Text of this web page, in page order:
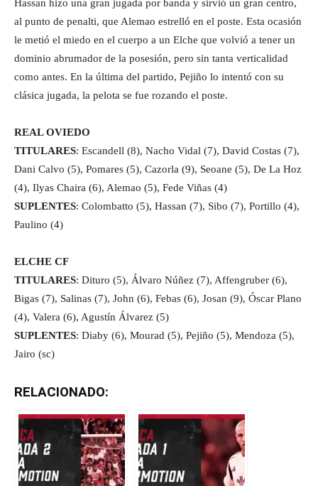
Hassan hizo una gran jugada por banda y sirvió un gran centro,
al punto de penalti, que Alemao estrelló en el poste. Esta ocasión
le metió el miedo en el cuerpo a un Elche que volvió a tener un
dominio abrumador de la posesión, pero sin tanta verticalidad
como antes. En la última del partido, Pejiño lo intentó con su
clásica jugada, la pelota se fue rozando el poste.
REAL OVIEDO
TITULARES: Escandell (8), Nacho Vidal (7), David Costas (7),
Dani Calvo (5), Pomares (5), Cazorla (9), Seoane (5), De La Hoz
(4), Ilyas Chaira (6), Alemao (5), Fede Viñas (4)
SUPLENTES: Colombatto (5), Hassan (7), Sibo (7), Portillo (4),
Paulino (4)
ELCHE CF
TITULARES: Dituro (5), Álvaro Núñez (7), Affengruber (6),
Bigas (7), Salinas (7), John (6), Febas (6), Josan (9), Óscar Plano
(4), Valera (6), Agustín Álvarez (5)
SUPLENTES: Diaby (6), Mourad (5), Pejiño (5), Mendoza (5),
Jairo (sc)
RELACIONADO: